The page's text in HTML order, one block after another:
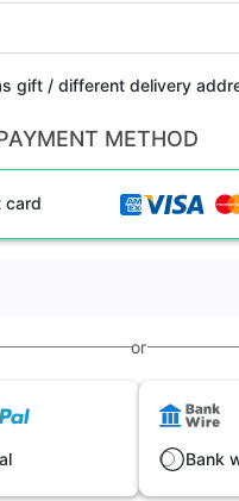
gift / different delivery
METHOD
card
or
Bank